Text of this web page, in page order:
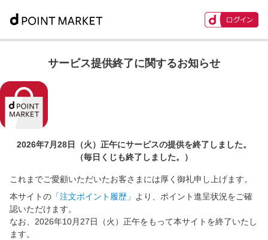
サービス提供終了に関するお知らせ
2026年7月28日（火）正午にサービスの提供を終了しました。
（毎日くじも終了しました。）
これまでご愛顧いただいたお客さまには厚く御礼申し上げます。
本サイトの 「注文ポイント履歴」
より、ポイント進呈状況をご確
認いただけます。
なお、2026年10月27日（火）正午をもって本サイトを終了いたし
ます。